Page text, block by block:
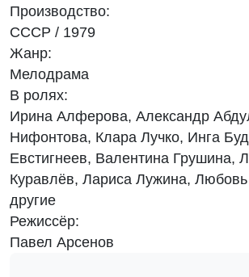
Производство:
СССР / 1979
Жанр:
Мелодрама
В ролях:
Ирина Алферова, Александр
Нифонтова, Клара Лучко, Инга
Евстигнеев, Валентина Грушина,
Куравлёв, Лариса Лужина,
другие
Режиссёр:
Павел Арсенов